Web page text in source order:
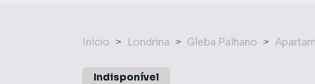
Início Londrina Gleba Palhano
Indisponível